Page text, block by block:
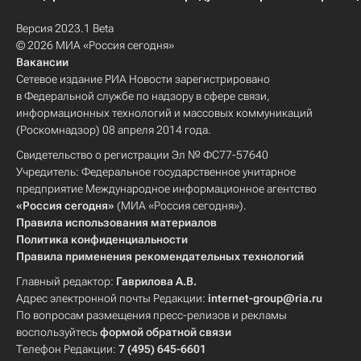
Версия 2023.1 Beta
© 2026 МИА «Россия сегодня»
Вакансии
Сетевое издание РИА Новости зарегистрировано
в Федеральной службе по надзору в сфере связи,
информационных технологий и массовых коммуникаций
(Роскомнадзор) 08 апреля 2014 года.
Свидетельство о регистрации Эл № ФС77-57640
Учредитель: Федеральное государственное унитарное
предприятие Международное информационное агентство
«Россия сегодня» (МИА «Россия сегодня»).
Правила использования материалов
Политика конфиденциальности
Правила применения рекомендательных технологий
Главный редактор: Гаврилова А.В.
Адрес электронной почты Редакции: internet-group@ria.ru
По вопросам размещения пресс-релизов и рекламы
воспользуйтесьформой обратной связи
Телефон Редакции: 7 (495) 645-6601